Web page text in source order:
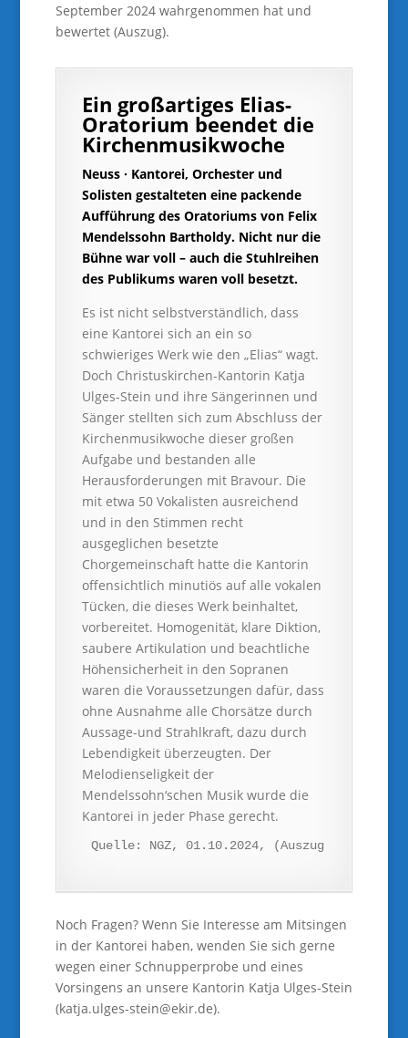
September 2024 wahrgenommen hat und
bewertet (Auszug).
Ein großartiges Elias-
Oratorium beendet die
Kirchenmusikwoche
Neuss · Kantorei, Orchester und
Solisten gestalteten eine packende
Aufführung des Oratoriums von Felix
Mendelssohn Bartholdy. Nicht nur die
Bühne war voll – auch die Stuhlreihen
des Publikums waren voll besetzt.
Es ist nicht selbstverständlich, dass
eine Kantorei sich an ein so
schwieriges Werk wie den „Elias“ wagt.
Doch Christuskirchen-Kantorin Katja
Ulges-Stein und ihre Sängerinnen und
Sänger stellten sich zum Abschluss der
Kirchenmusikwoche dieser großen
Aufgabe und bestanden alle
Herausforderungen mit Bravour. Die
mit etwa 50 Vokalisten ausreichend
und in den Stimmen recht
ausgeglichen besetzte
Chorgemeinschaft hatte die Kantorin
offensichtlich minutiös auf alle vokalen
Tücken, die dieses Werk beinhaltet,
vorbereitet. Homogenität, klare Diktion,
saubere Artikulation und beachtliche
Höhensicherheit in den Sopranen
waren die Voraussetzungen dafür, dass
ohne Ausnahme alle Chorsätze durch
Aussage-und Strahlkraft, dazu durch
Lebendigkeit überzeugten. Der
Melodienseligkeit der
Mendelssohn‘schen Musik wurde die
Kantorei in jeder Phase gerecht.
Quelle: NGZ, 01.10.2024, (Auszug)
Noch Fragen? Wenn Sie Interesse am Mitsingen
in der Kantorei haben, wenden Sie sich gerne
wegen einer Schnupperprobe und eines
Vorsingens an unsere Kantorin Katja Ulges-Stein
(katja.ulges-stein@ekir.de).